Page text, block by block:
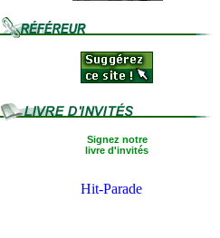
Signez notre
livre d'invités